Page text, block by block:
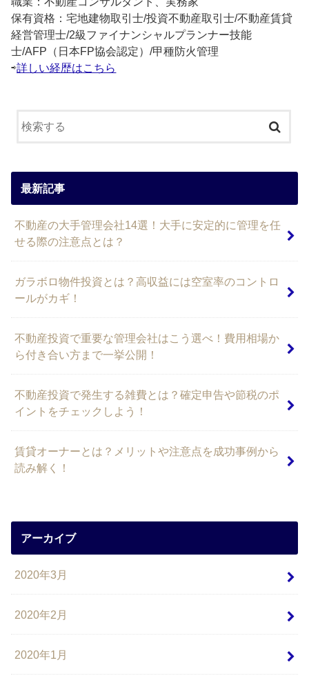
保有資格：宅地建物取引士/投資不動産取引士/不動産賃貸
経営管理士/2級ファイナンシャルプランナー技能
士/AFP（日本FP協会認定）/甲種防火管理
⇨詳しい経歴はこちら
最新記事
不動産の大手管理会社14選！大手に安定的に管理を任
せる際の注意点とは？
ガラボロ物件投資とは？高収益には空室率のコントロ
ールがカギ！
不動産投資で重要な管理会社はこう選べ！費用相場か
ら付き合い方まで一挙公開！
不動産投資で発生する雑費とは？確定申告や節税のポ
イントをチェックしよう！
賃貸オーナーとは？メリットや注意点を成功事例から
読み解く！
アーカイブ
2020年3月
2020年2月
2020年1月